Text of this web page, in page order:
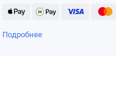
Подробнее